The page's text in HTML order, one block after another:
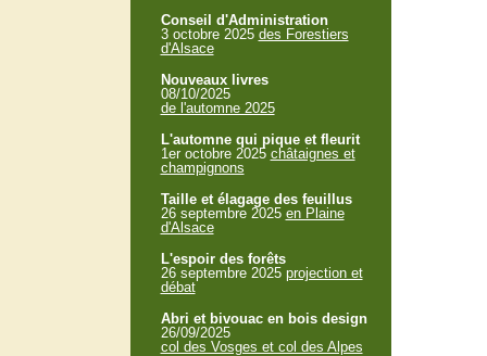
Conseil d'Administration
3 octobre 2025 des Forestiers
d'Alsace
Nouveaux livres
08/10/2025
de l'automne 2025
L'automne qui pique et fleurit
1er octobre 2025 châtaignes et
champignons
Taille et élagage des feuillus
26 septembre 2025 en Plaine
d'Alsace
L'espoir des forêts
26 septembre 2025 projection et
débat
Abri et bivouac en bois design
26/09/2025
col des Vosges et col des Alpes